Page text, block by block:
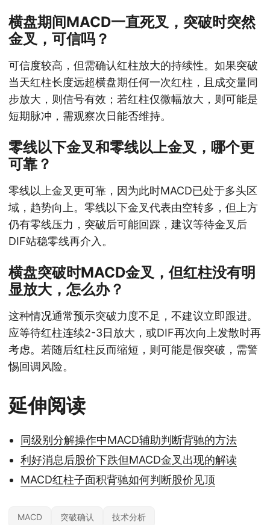
横盘期间MACD一直死叉，突破时突然
金叉，可信吗？
可信度较高，但需确认红柱放大的持续性。如果突破
当天红柱长度远超横盘期任何一次红柱，且成交量同
步放大，则信号有效；若红柱仅微幅放大，则可能是
短期脉冲，需观察次日能否维持。
零线以下金叉和零线以上金叉，哪个更
可靠？
零线以上金叉更可靠，因为此时MACD已处于多头区
域，趋势向上。零线以下金叉代表由空转多，但上方
仍有零线压力，突破后可能回踩，建议等待金叉后
DIF站稳零线再介入。
横盘突破时MACD金叉，但红柱没有明
显放大，怎么办？
这种情况通常预示突破力度不足，不建议立即跟进。
应等待红柱连续2-3日放大，或DIF再次向上发散时再
考虑。若随后红柱反而缩短，则可能是假突破，需警
惕回调风险。
延伸阅读
同级别分解操作中MACD辅助判断背驰的方法
利好消息后股价下跌但MACD金叉出现的解读
MACD红柱子面积背驰如何判断股价见顶
MACD 突破确认 技术分析